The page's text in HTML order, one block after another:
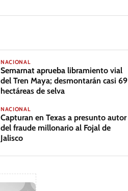
NACIONAL
Semarnat aprueba libramiento vial
del Tren Maya; desmontarán casi 69
hectáreas de selva
NACIONAL
Capturan en Texas a presunto autor
del fraude millonario al Fojal de
Jalisco